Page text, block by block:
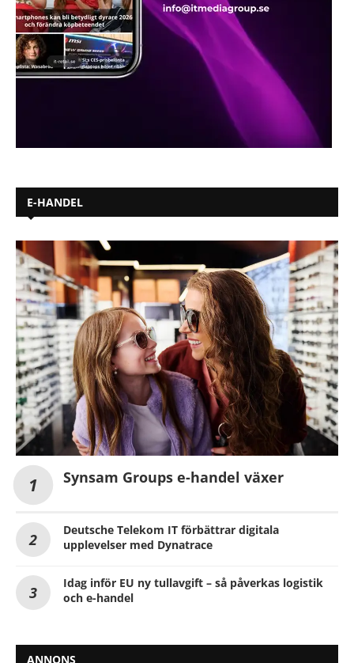
E-HANDEL
Synsam Groups e-handel växer
Deutsche Telekom IT förbättrar digitala
upplevelser med Dynatrace
Idag inför EU ny tullavgift – så påverkas logistik
och e-handel
ANNONS